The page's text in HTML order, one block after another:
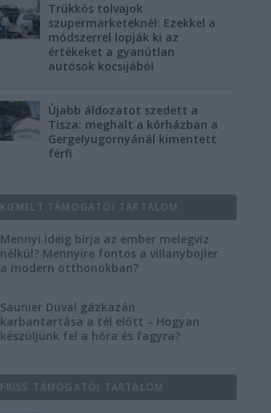
Trükkös tolvajok
szupermarketeknél: Ezekkel a
módszerrel lopják ki az
értékeket a gyanútlan
autósok kocsijából
Újabb áldozatot szedett a
Tisza: meghalt a kórházban a
Gergelyugornyánál kimentett
férfi
KIEMELT TÁMOGATÓI TARTALOM
Mennyi ideig bírja az ember melegvíz
nélkül? Mennyire fontos a villanybojler
a modern otthonokban?
Saunier Duval gázkazán
karbantartása a tél előtt – Hogyan
készüljünk fel a hóra és fagyra?
FRISS TÁMOGATÓI TARTALOM